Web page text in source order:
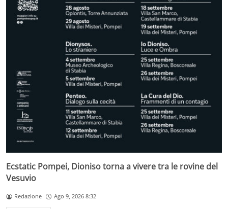
Ecstatic Pompei, Dioniso torna a vivere tra le rovine del
Vesuvio
Redazione Ago 9, 2026 8:32